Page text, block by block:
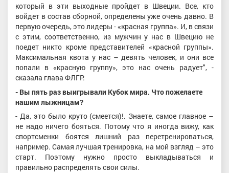
который в эти выходные пройдет в Швеции. Все, кто
войдет в состав сборной, определены уже очень давно. В
первую очередь, это лидеры - «красная группа». И, в связи
с этим, соответственно, из мужчин у нас в Швецию не
поедет никто кроме представителей «красной группы».
Максимальная квота у нас – девять человек, и они все
попали в «красную группу», это нас очень радует", -
сказала глава ФЛГР.
- Вы пять раз выигрывали Кубок мира. Что пожелаете
нашим лыжницам?
- Да, это было круто (смеется)!. Знаете, самое главное –
не надо ничего бояться. Потому что я иногда вижу, как
спортсменки боятся лишний раз перетренироваться,
например. Самая лучшая тренировка, на мой взгляд – это
старт. Поэтому нужно просто выкладываться и
правильно распределять свои силы.